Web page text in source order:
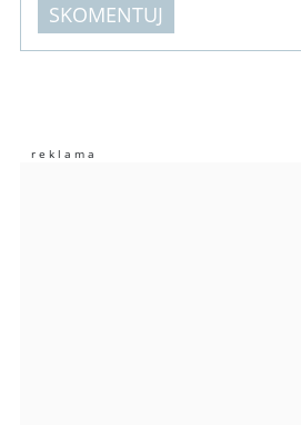
SKOMENTUJ
Imię (Wymagane)